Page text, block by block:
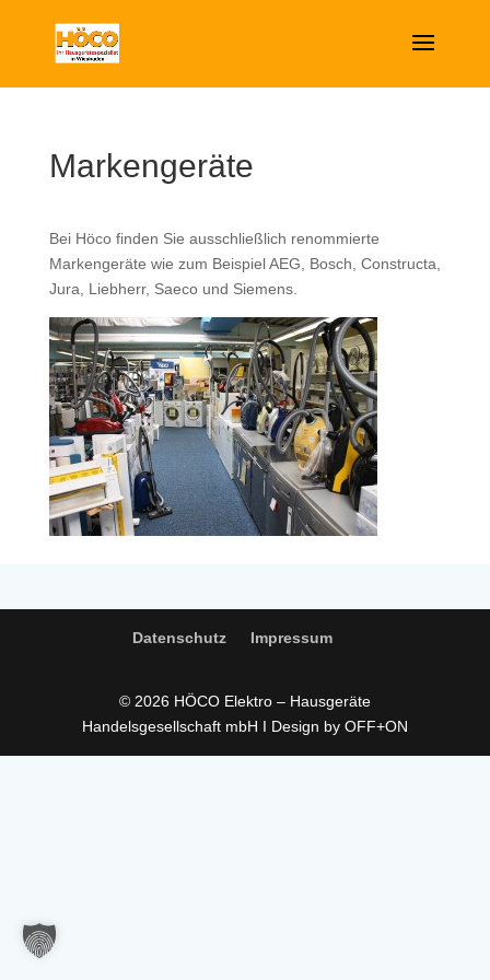
Markengeräte
Bei Höco finden Sie ausschließlich renommierte
Markengeräte wie zum Beispiel AEG, Bosch, Constructa,
Jura, Liebherr, Saeco und Siemens.
Datenschutz Impressum
© 2026 HÖCO Elektro – Hausgeräte
Handelsgesellschaft mbH I Design by OFF+ON